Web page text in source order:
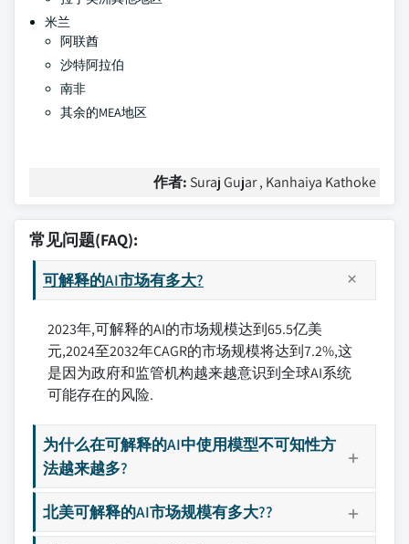
米兰
阿联酋
沙特阿拉伯
南非
其余的MEA地区
作者: Suraj Gujar , Kanhaiya Kathoke
常见问题(FAQ):
可解释的AI市场有多大?
2023年,可解释的AI的市场规模达到65.5亿美
元,2024至2032年CAGR的市场规模将达到7.2%,这
是因为政府和监管机构越来越意识到全球AI系统
可能存在的风险.
为什么在可解释的AI中使用模型不可知性方
法越来越多?
北美可解释的AI市场规模有多大??